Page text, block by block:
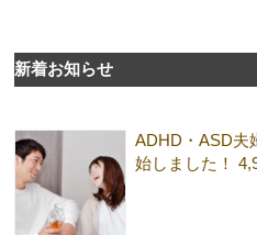
新着お知らせ
ADHD・ASD夫
始しました！